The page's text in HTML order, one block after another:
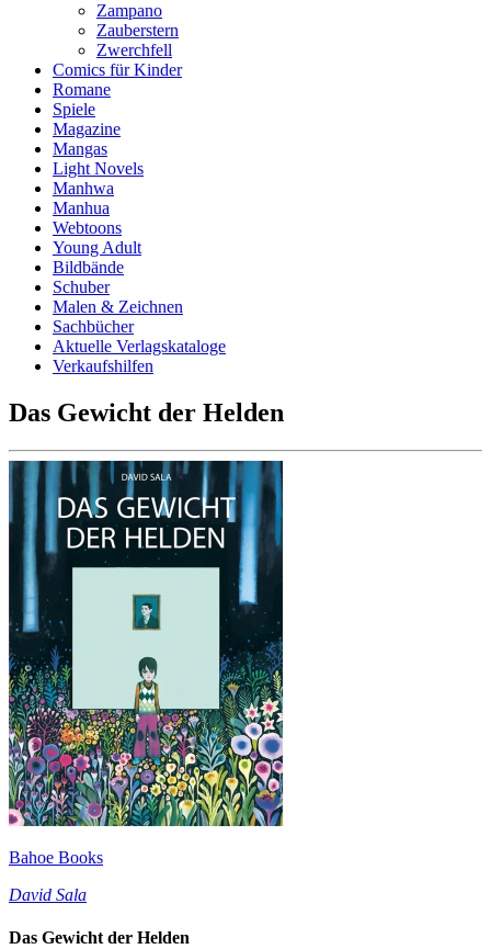
Zampano
Zauberstern
Zwerchfell
Comics für Kinder
Romane
Spiele
Magazine
Mangas
Light Novels
Manhwa
Manhua
Webtoons
Young Adult
Bildbände
Schuber
Malen & Zeichnen
Sachbücher
Aktuelle Verlagskataloge
Verkaufshilfen
Das Gewicht der Helden
Bahoe Books
David Sala
Das Gewicht der Helden